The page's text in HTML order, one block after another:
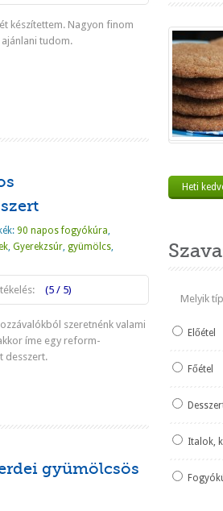
készítettem. Nagyon finom
ajánlani tudom.
90 napos fogyókúra,
, Gyerekzsúr, gyümölcs,
(5 / 5)
szeretnénk valami
íme egy reform-
desszert.
gyümölcsös
Heti
Melyik
Előétel
Főétel
Italok,